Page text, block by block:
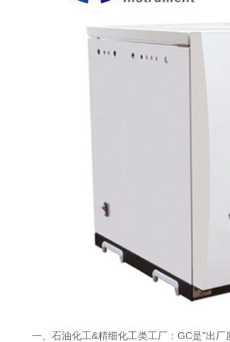
一、石油化工&精细化工类工厂：GC是"出厂